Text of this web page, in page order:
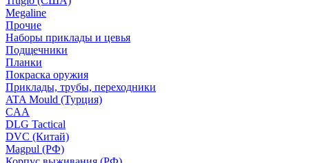
Megaline
Прочие
Наборы приклады и цевья
Подщечники
Планки
Покраска оружия
Приклады, трубы, переходники
ATA Mould (Турция)
CAA
DLG Tactical
DVC (Китай)
Magpul (РФ)